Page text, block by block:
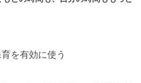
を有効に使う